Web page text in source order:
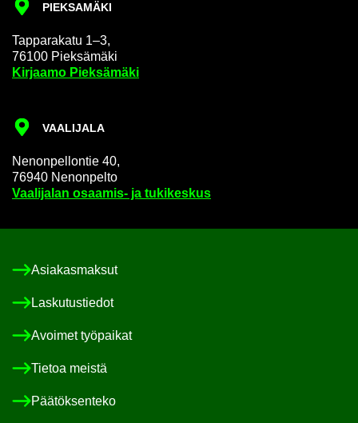
PIEK­SA­MÄ­KI
Tap­pa­ra­ka­tu 1–3,
76100 Piek­sä­mä­ki
Kir­jaa­mo Piek­sä­mä­ki
VAA­LI­JA­LA
Ne­non­pel­lon­tie 40,
76940 Ne­non­pel­to
Vaa­li­ja­lan osaamis-​ ja tu­ki­kes­kus
Asia­kas­mak­sut
Las­ku­tus­tie­dot
Avoi­met työ­pai­kat
Tie­toa meis­tä
Pää­tök­sen­te­ko